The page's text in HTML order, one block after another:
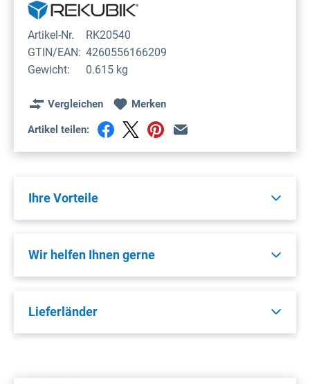
Artikel-Nr.
RK20540
GTIN/EAN: 4260556166209
Gewicht:
0.615 kg
Vergleichen Merken
Artikel teilen:
Ihre Vorteile
Wir helfen Ihnen gerne
Lieferländer